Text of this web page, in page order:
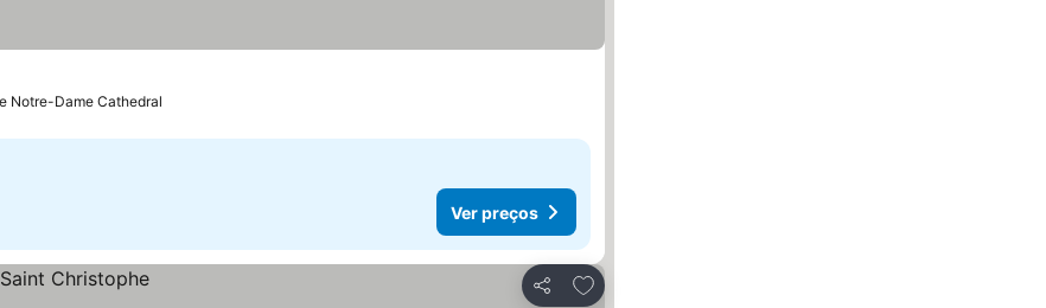
Notre-Dame Cathedral
Ver preços
Partilhar
Adicionar aos favoritos